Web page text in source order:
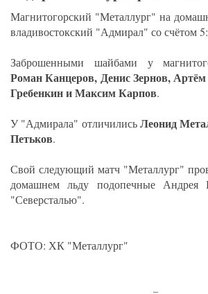
Магнитогорский "Металлург" на
владивостокский "Адмирал" со счётом
Заброшенными шайбами у
Роман Канцеров, Денис Зернов,
Гребенкин и Максим Карпов.
У "Адмирала" отличилисьЛеонид
Петьков.
Свой следующий матч "Металлург"
домашнем льду подопечные Андрея
"Северсталью".
ФОТО: ХК "Металлург"